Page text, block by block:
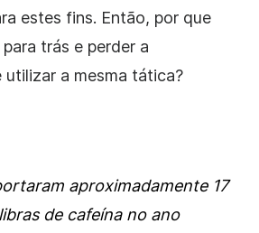
estes fins. Então, por que
trás e perder a
a mesma tática?
aproximadamente 17
de cafeína no ano